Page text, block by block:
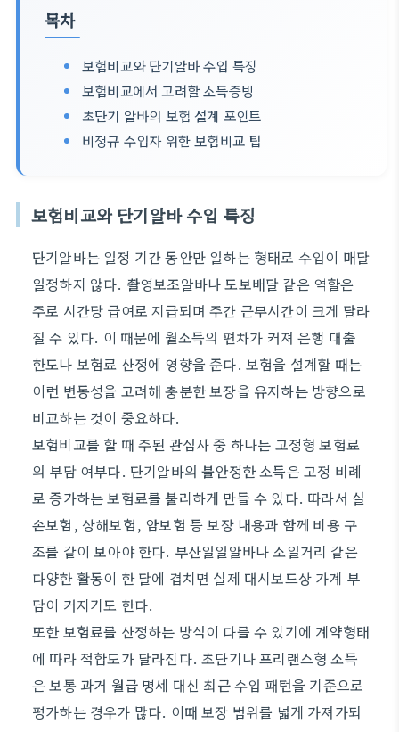
목차
보험비교와 단기알바 수입 특징
보험비교에서 고려할 소득증빙
초단기 알바의 보험 설계 포인트
비정규 수입자 위한 보험비교 팁
보험비교와 단기알바 수입 특징
단기알바는 일정 기간 동안만 일하는 형태로 수입이 매달
일정하지 않다. 촬영보조알바나 도보배달 같은 역할은
주로 시간당 급여로 지급되며 주간 근무시간이 크게 달라
질 수 있다. 이 때문에 월소득의 편차가 커져 은행 대출
한도나 보험료 산정에 영향을 준다. 보험을 설계할 때는
이런 변동성을 고려해 충분한 보장을 유지하는 방향으로
비교하는 것이 중요하다.
보험비교를 할 때 주된 관심사 중 하나는 고정형 보험료
의 부담 여부다. 단기알바의 불안정한 소득은 고정 비례
로 증가하는 보험료를 불리하게 만들 수 있다. 따라서 실
손보험, 상해보험, 암보험 등 보장 내용과 함께 비용 구
조를 같이 보아야 한다. 부산일일알바나 소일거리 같은
다양한 활동이 한 달에 겹치면 실제 대시보드상 가계 부
담이 커지기도 한다.
또한 보험료를 산정하는 방식이 다를 수 있기에 계약형태
에 따라 적합도가 달라진다. 초단기나 프리랜스형 소득
은 보통 과거 월급 명세 대신 최근 수입 패턴을 기준으로
평가하는 경우가 많다. 이때 보장 범위를 넓게 가져가되